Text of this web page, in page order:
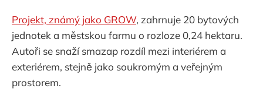
Projekt, známý jako GROW, zahrnuje 20 bytových
jednotek a městskou farmu o rozloze 0,24 hektaru.
Autoři se snaží smazap rozdíl mezi interiérem a
exteriérem, stejně jako soukromým a veřejným
prostorem.